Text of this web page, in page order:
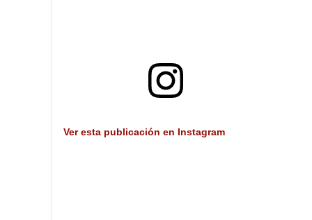
Ver esta publicación en Instagram